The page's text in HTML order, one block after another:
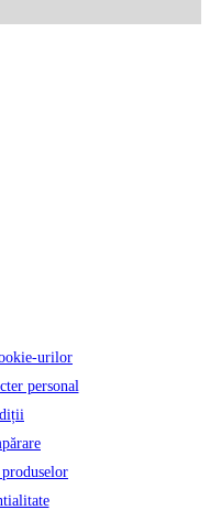
urilor
personal